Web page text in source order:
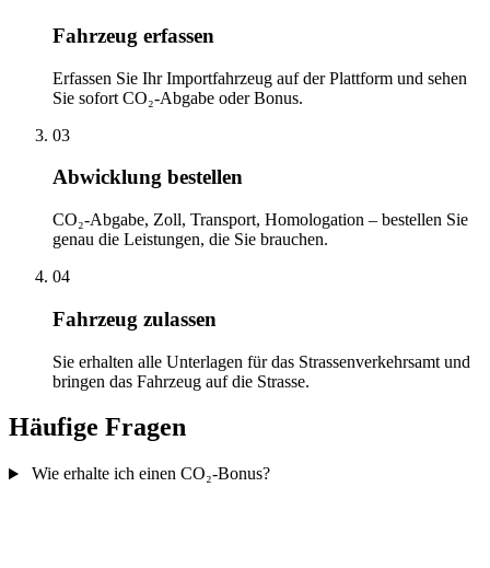
Fahrzeug erfassen
Erfassen Sie Ihr Importfahrzeug auf der Plattform und sehen
Sie sofort CO₂-Abgabe oder Bonus.
03
Abwicklung bestellen
CO₂-Abgabe, Zoll, Transport, Homologation – bestellen Sie
genau die Leistungen, die Sie brauchen.
04
Fahrzeug zulassen
Sie erhalten alle Unterlagen für das Strassenverkehrsamt und
bringen das Fahrzeug auf die Strasse.
Häufige Fragen
Wie erhalte ich einen CO₂-Bonus?